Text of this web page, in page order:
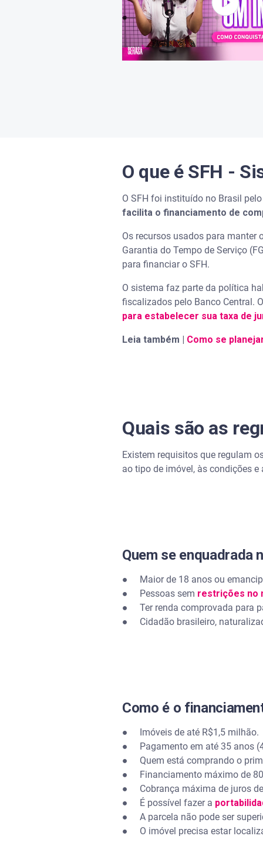
O que é SFH -
O SFH foi instituído no Brasil
facilita o financiamento de
Os recursos usados para manter
Garantia do Tempo de Serviço
para financiar o SFH.
O sistema faz parte da política
fiscalizados pelo Banco Central.
para estabelecer sua taxa de
Leia também | Como se
Quais são as
Existem requisitos que regulam
ao tipo de imóvel, às condições
Quem se enquadrada
● Maior de 18 anos ou
● Pessoas sem restrições no
● Ter renda comprovada para
● Cidadão brasileiro,
Como é o
● Imóveis de até R$1,5 milhão.
● Pagamento em até 35 anos
● Quem está comprando o
● Financiamento máximo de
● Cobrança máxima de juros de
● É possível fazer a
● A parcela não pode ser
● O imóvel precisa estar